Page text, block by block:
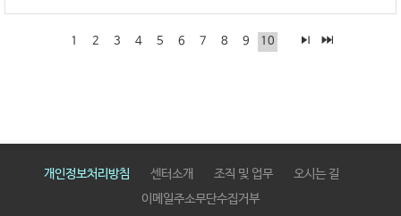
1 2 3 4 5 6 7 8 9 10
개인정보처리방침 센터소개 조직 및 업무
오시는 길
이메일주소무단수집거부